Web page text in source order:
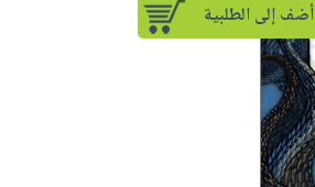
أضف إلى الطلبية